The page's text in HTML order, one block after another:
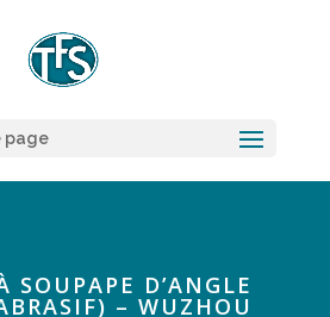
page
SOUPAPE D’ANGLE
– WUZHOU